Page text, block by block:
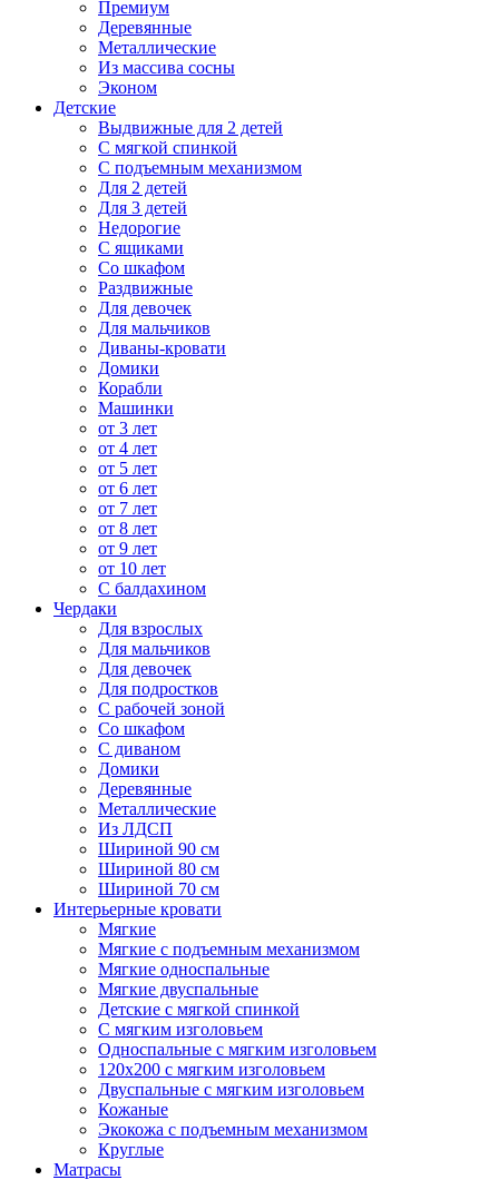
Премиум
Деревянные
Металлические
Из массива сосны
Эконом
Детские
Выдвижные для 2 детей
С мягкой спинкой
С подъемным механизмом
Для 2 детей
Для 3 детей
Недорогие
С ящиками
Со шкафом
Раздвижные
Для девочек
Для мальчиков
Диваны-кровати
Домики
Корабли
Машинки
от 3 лет
от 4 лет
от 5 лет
от 6 лет
от 7 лет
от 8 лет
от 9 лет
от 10 лет
С балдахином
Чердаки
Для взрослых
Для мальчиков
Для девочек
Для подростков
С рабочей зоной
Со шкафом
С диваном
Домики
Деревянные
Металлические
Из ЛДСП
Шириной 90 см
Шириной 80 см
Шириной 70 см
Интерьерные кровати
Мягкие
Мягкие с подъемным механизмом
Мягкие односпальные
Мягкие двуспальные
Детские с мягкой спинкой
С мягким изголовьем
Односпальные с мягким изголовьем
120х200 с мягким изголовьем
Двуспальные с мягким изголовьем
Кожаные
Экокожа с подъемным механизмом
Круглые
Матрасы